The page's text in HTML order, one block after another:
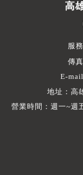
高
服
傳
E-mail
地址：高
營業時間：週一~週